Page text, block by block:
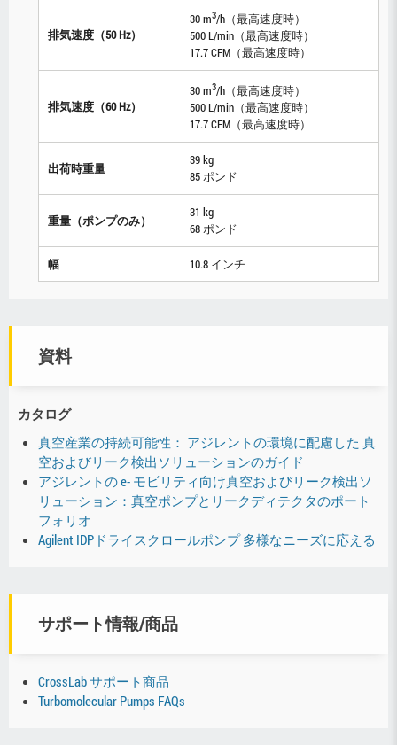
排気速度（50 Hz）
30 m3/h（最高速度時）
500 L/min（最高速度時）
17.7 CFM（最高速度時）
排気速度（60 Hz）
30 m3/h（最高速度時）
500 L/min（最高速度時）
17.7 CFM（最高速度時）
出荷時重量
39 kg
85 ポンド
重量（ポンプのみ）
31 kg
68 ポンド
幅 10.8 インチ
資料
カタログ
真空産業の持続可能性： アジレントの環境に配慮した 真
空およびリーク検出ソリューションのガイド
アジレントの e- モビリティ向け真空およびリーク検出ソ
リューション：真空ポンプとリークディテクタのポート
フォリオ
Agilent IDPドライスクロールポンプ 多様なニーズに応える
サポート情報/商品
CrossLab サポート商品
Turbomolecular Pumps FAQs